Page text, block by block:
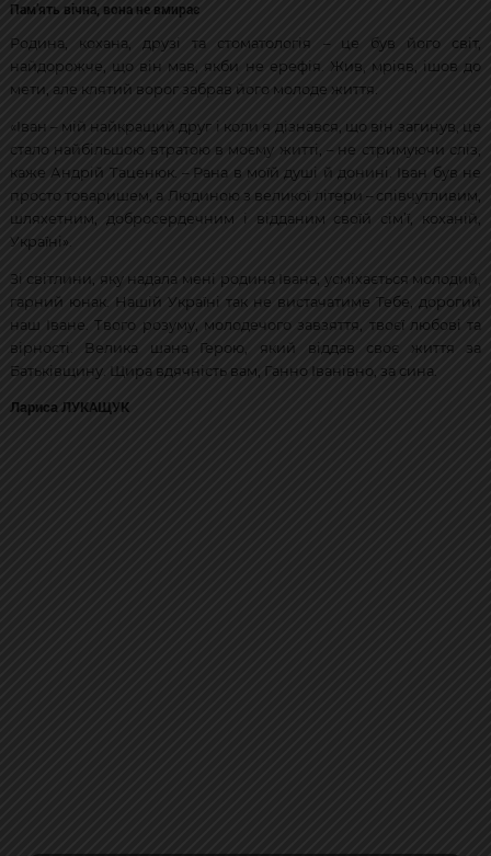
Пам’ять вічна, вона не вмирає
Родина, кохана, друзі та стоматологія – це був його світ,
найдорожче, що він мав, якби не ерефія. Жив, мріяв, ішов до
мети, але клятий ворог забрав його молоде життя.
«Іван – мій найкращий друг і коли я дізнався, що він загинув, це
стало найбільшою втратою в моєму житті, – не стримуючи сліз,
каже Андрій Таценюк. – Рана в моїй душі й донині. Іван був не
просто товаришем, а Людиною з великої літери – співчутливим,
шляхетним, добросердечним і відданим своїй сім’ї, коханій,
Україні».
Зі світлини, яку надала мені родина Івана, усміхається молодий,
гарний юнак. Нашій Україні так не вистачатиме Тебе, дорогий
наш Іване. Твого розуму, молодечого завзяття, твоєї любові та
вірності. Велика шана Герою, який віддав своє життя за
Батьківщину. Щира вдячність вам, Ганно Іванівно, за сина.
Лариса ЛУКАЩУК